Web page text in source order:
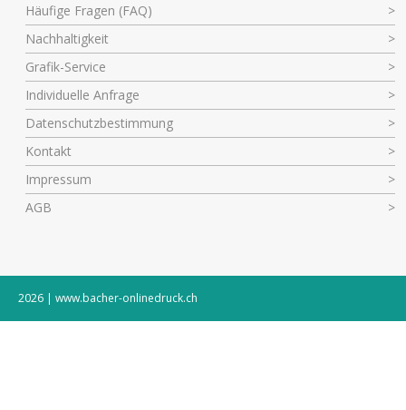
Häufige Fragen (FAQ)
Nachhaltigkeit
Grafik-Service
Individuelle Anfrage
Datenschutzbestimmung
Kontakt
Impressum
AGB
2026 | www.bacher-onlinedruck.ch